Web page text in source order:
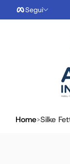
Salta al contenuto
Segui
Home Silke